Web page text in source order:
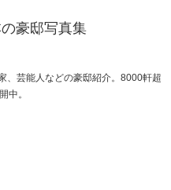
豪邸写真集
、芸能人などの豪邸紹介。8000軒超
中。